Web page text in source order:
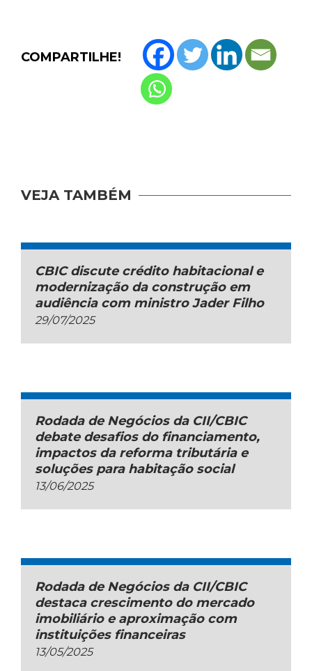
COMPARTILHE!
VEJA TAMBÉM
CBIC discute crédito habitacional e
modernização da construção em
audiência com ministro Jader Filho
29/07/2025
Rodada de Negócios da CII/CBIC
debate desafios do financiamento,
impactos da reforma tributária e
soluções para habitação social
13/06/2025
Rodada de Negócios da CII/CBIC
destaca crescimento do mercado
imobiliário e aproximação com
instituições financeiras
13/05/2025